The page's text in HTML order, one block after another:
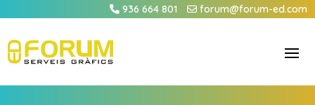
936 664 801 forum@forum-ed.com